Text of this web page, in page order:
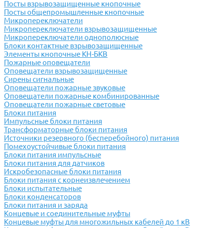
Посты взрывозащищенные кнопочные
Посты общепромышленные кнопочные
Микропереключатели
Микропереключатели взрывозащищенные
Микропереключатели однополюсные
Блоки контактные взрывозащищенные
Элементы кнопочные КН-БКВ
Пожарные оповещатели
Оповещатели взрывозащищенные
Сирены сигнальные
Оповещатели пожарные звуковые
Оповещатели пожарные комбинированные
Оповещатели пожарные световые
Блоки питания
Импульсные блоки питания
Трансформаторные блоки питания
Источники резервного (бесперебойного) питания
Помехоустойчивые блоки питания
Блоки питания импульсные
Блоки питания для датчиков
Искробезопасные блоки питания
Блоки питания с корнеизвлечением
Блоки испытательные
Блоки конденсаторов
Блоки питания и заряда
Концевые и соединительные муфты
Концевые муфты для многожильных кабелей до 1 кВ